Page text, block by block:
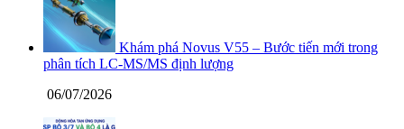
Khám phá Novus V55 – Bước tiến mới trong
phân tích LC-MS/MS định lượng
06/07/2026